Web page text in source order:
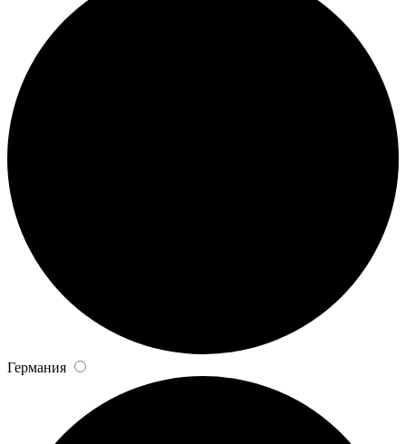
Германия